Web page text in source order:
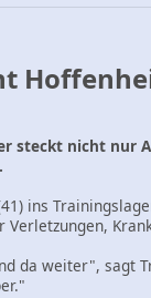
steckt nicht nur
ins
da weiter", sagt